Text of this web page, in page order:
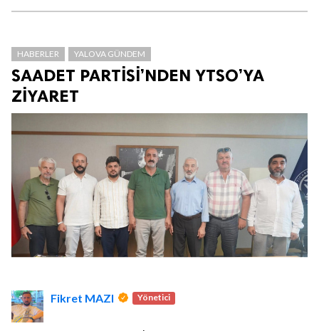
HABERLER YALOVA GÜNDEM
SAADET PARTİSİ’NDEN YTSO’YA
ZİYARET
Fikret MAZI Yönetici